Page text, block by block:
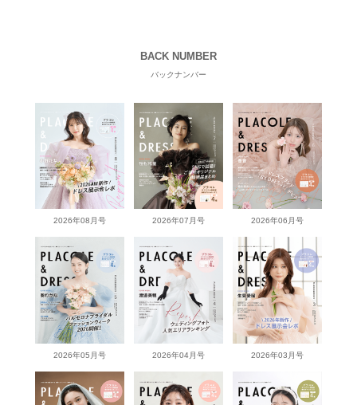
BACK NUMBER
バックナンバー
2026年08月号 2026年07月号 2026年06月号
2026年05月号 2026年04月号 2026年03月号